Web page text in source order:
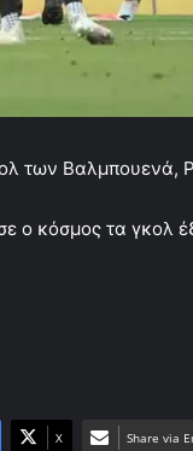
των Βαλμπουενά,
ο κόσμος τα γκολ
X Share via